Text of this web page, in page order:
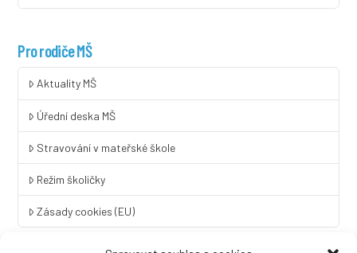
Pro rodiče MŠ
Aktuality MŠ
Úřední deska MŠ
Stravování v mateřské škole
Režim školičky
Zásady cookies (EU)